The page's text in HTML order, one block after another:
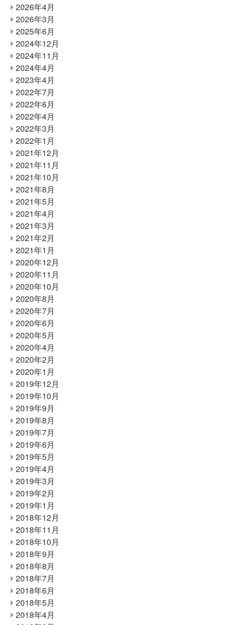
2026年4月
2026年3月
2025年6月
2024年12月
2024年11月
2024年4月
2023年4月
2022年7月
2022年6月
2022年4月
2022年3月
2022年1月
2021年12月
2021年11月
2021年10月
2021年8月
2021年5月
2021年4月
2021年3月
2021年2月
2021年1月
2020年12月
2020年11月
2020年10月
2020年8月
2020年7月
2020年6月
2020年5月
2020年4月
2020年2月
2020年1月
2019年12月
2019年10月
2019年9月
2019年8月
2019年7月
2019年6月
2019年5月
2019年4月
2019年3月
2019年2月
2019年1月
2018年12月
2018年11月
2018年10月
2018年9月
2018年8月
2018年7月
2018年6月
2018年5月
2018年4月